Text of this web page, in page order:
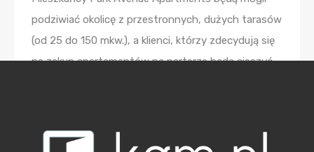
podziwiać okolicę z przestronnych, dużych tarasów
(od 25 do 150 mkw.), a klienci, którzy zdecydują się
na zakup apartamentów na parterze będą cieszyć
„Park Avenue Apartments to projekt z najwyższej